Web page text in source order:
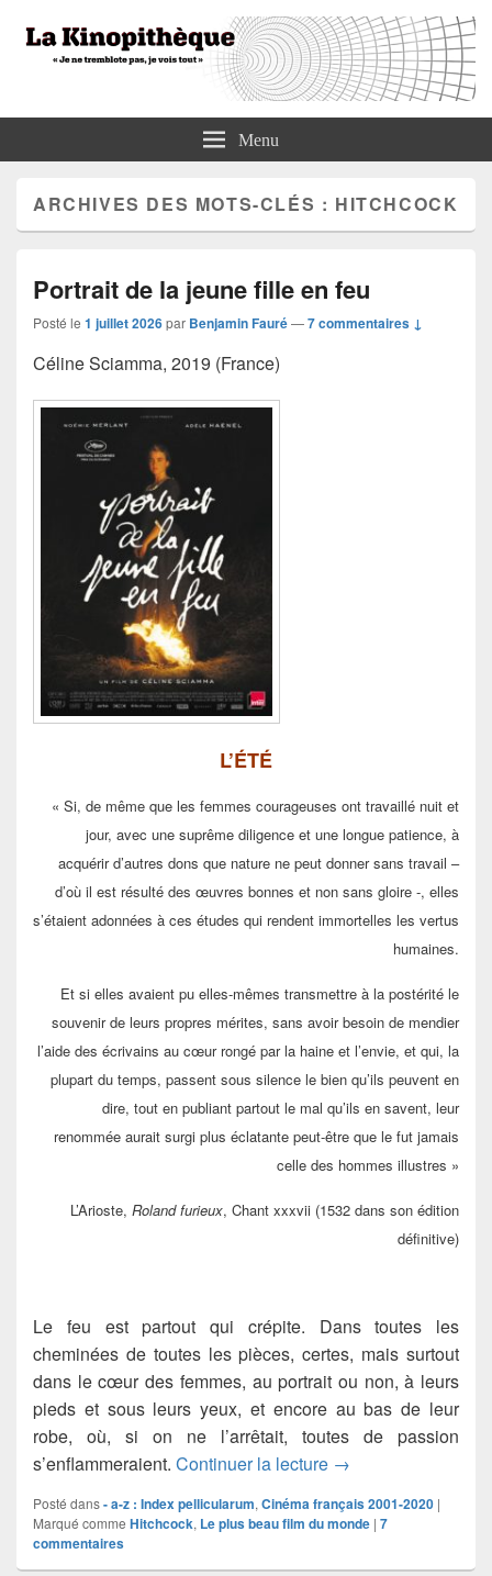
La KinopithèqueMenu
ARCHIVES DES MOTS-CLÉS : HITCHCOCK
Portrait de la jeune fille en feu
Posté le 1 juillet 2026par Benjamin Fauré—7 commentaires ↓
Céline Sciamma, 2019 (France)
L’ÉTÉ
« Si, de même que les femmes courageuses ont travaillé nuit et
jour, avec une suprême diligence et une longue patience, à
acquérir d’autres dons que nature ne peut donner sans travail –
d’où il est résulté des œuvres bonnes et non sans gloire -, elles
s’étaient adonnées à ces études qui rendent immortelles les vertus
humaines.
Et si elles avaient pu elles-mêmes transmettre à la postérité le
souvenir de leurs propres mérites, sans avoir besoin de mendier
l’aide des écrivains au cœur rongé par la haine et l’envie, et qui, la
plupart du temps, passent sous silence le bien qu’ils peuvent en
dire, tout en publiant partout le mal qu’ils en savent, leur
renommée aurait surgi plus éclatante peut-être que le fut jamais
celle des hommes illustres »
L’Arioste, Roland furieux, Chant xxxvii (1532 dans son édition
définitive)
Le feu est partout qui crépite. Dans toutes les
cheminées de toutes les pièces, certes, mais surtout
dans le cœur des femmes, au portrait ou non, à leurs
pieds et sous leurs yeux, et encore au bas de leur
robe, où, si on ne l’arrêtait, toutes de passion
s’enflammeraient. Continuer la lecture Portrait de la jeune
→
Posté dans- a-z : Index pellicularum,Cinéma français 2001-2020 |
Marqué comme Hitchcock, Le plus beau film du monde | 7
commentaires